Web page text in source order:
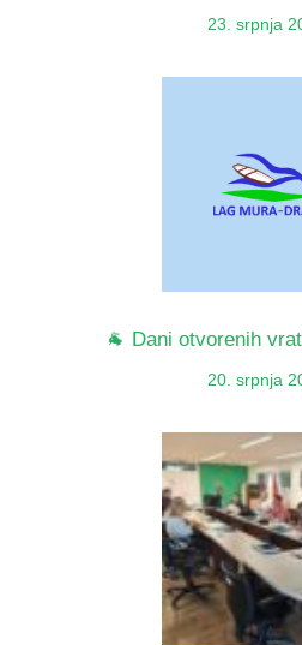
23. srpnja
🐐 Dani otvorenih
20. srpnja